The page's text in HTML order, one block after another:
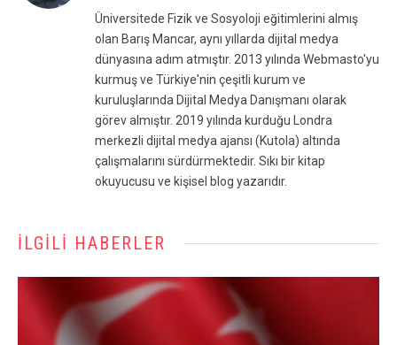
Üniversitede Fizik ve Sosyoloji eğitimlerini almış
olan Barış Mancar, aynı yıllarda dijital medya
dünyasına adım atmıştır. 2013 yılında Webmasto'yu
kurmuş ve Türkiye'nin çeşitli kurum ve
kuruluşlarında Dijital Medya Danışmanı olarak
görev almıştır. 2019 yılında kurduğu Londra
merkezli dijital medya ajansı (Kutola) altında
çalışmalarını sürdürmektedir. Sıkı bir kitap
okuyucusu ve kişisel blog yazarıdır.
İLGILI HABERLER